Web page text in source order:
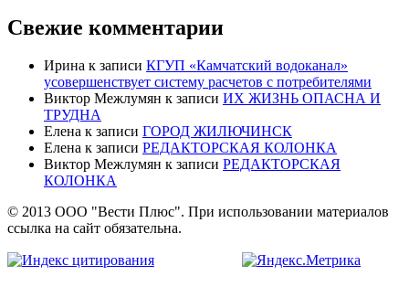
Свежие комментарии
Ирина к записи КГУП «Камчатский водоканал»
усовершенствует систему расчетов с потребителями
Виктор Межлумян к записи ИХ ЖИЗНЬ ОПАСНА И
ТРУДНА
Елена к записи ГОРОД ЖИЛЮЧИНСК
Елена к записи РЕДАКТОРСКАЯ КОЛОНКА
Виктор Межлумян к записи РЕДАКТОРСКАЯ
КОЛОНКА
© 2013 ООО "Вести Плюс". При использовании материалов
ссылка на сайт обязательна.